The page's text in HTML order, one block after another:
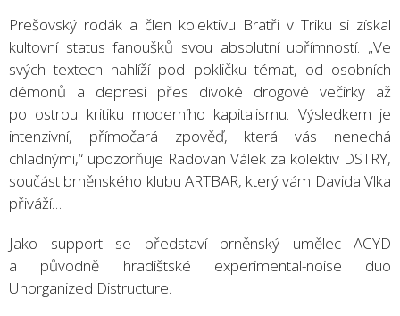
Prešovský rodák a člen kolektivu Bratři v Triku si získal
kultovní status fanoušků svou absolutní upřímností. „Ve
svých textech nahlíží pod pokličku témat, od osobních
démonů a depresí přes divoké drogové večírky až
po ostrou kritiku moderního kapitalismu. Výsledkem je
intenzivní, přímočará zpověď, která vás nenechá
chladnými,“ upozorňuje Radovan Válek za kolektiv DSTRY,
součást brněnského klubu ARTBAR, který vám Davida Vlka
přiváží…
Jako support se představí brněnský umělec ACYD
a původně hradištské experimental-noise duo
Unorganized Distructure.